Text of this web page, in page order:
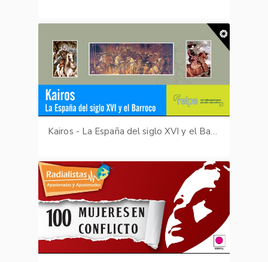
Kairos - La España del siglo XVI y el Barroco